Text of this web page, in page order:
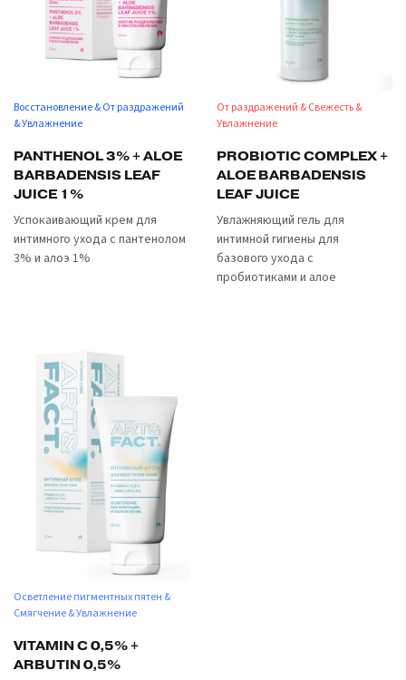
Восстановление & От раздражений
& Увлажнение
PANTHENOL 3% + ALOE
BARBADENSIS LEAF
JUICE 1%
Успокаивающий крем для
интимного ухода с пантенолом
3% и алоэ 1%
От раздражений & Свежесть &
Увлажнение
PROBIOTIC COMPLEX +
ALOE BARBADENSIS
LEAF JUICE
Увлажняющий гель для
интимной гигиены для
базового ухода с
пробиотиками и алое
Осветление пигментных пятен &
Смягчение & Увлажнение
VITAMIN C 0,5% +
ARBUTIN 0,5%